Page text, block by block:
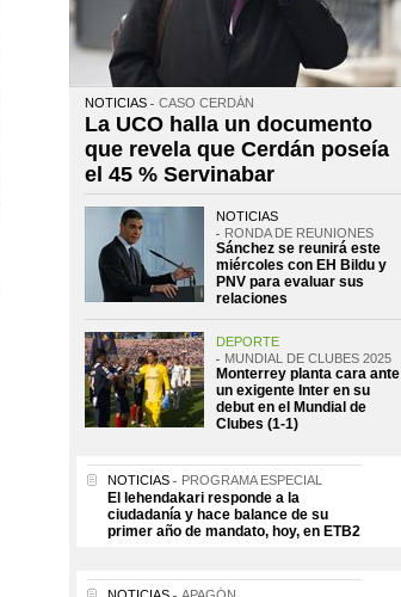
NOTICIAS CASO CERDÁN
La UCO halla un documento
que revela que Cerdán poseía
el 45 % Servinabar
NOTICIAS
RONDA DE REUNIONES
Sánchez se reunirá este
miércoles con EH Bildu y
PNV para evaluar sus
relaciones
DEPORTE
MUNDIAL DE CLUBES 2025
Monterrey planta cara ante
un exigente Inter en su
debut en el Mundial de
Clubes (1-1)
NOTICIAS PROGRAMA ESPECIAL
El lehendakari responde a la
ciudadanía y hace balance de su
primer año de mandato, hoy, en ETB2